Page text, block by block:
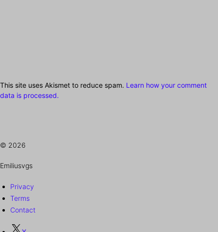
This site uses Akismet to reduce spam. Learn how your comment
data is processed.
© 2026
Emiliusvgs
Privacy
Terms
Contact